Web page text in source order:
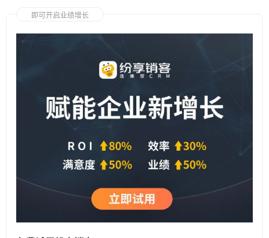
即可开启业绩增长